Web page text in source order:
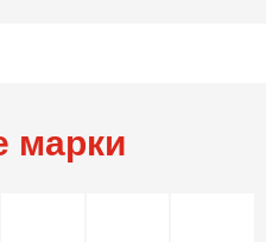
марки